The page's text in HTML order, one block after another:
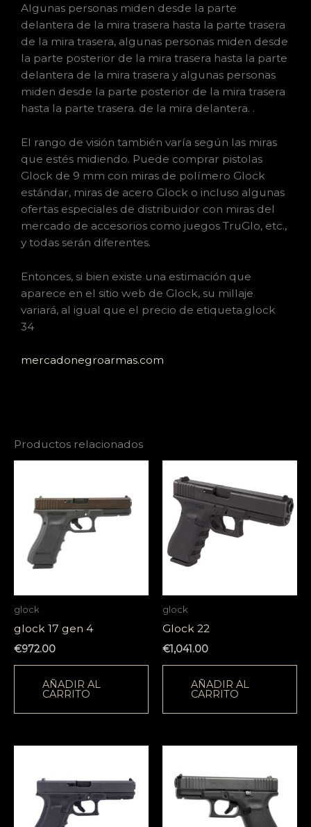
Algunas personas miden desde la parte
delantera de la mira trasera hasta la parte trasera
de la mira trasera, algunas personas miden desde
la parte posterior de la mira trasera hasta la parte
delantera de la mira trasera y algunas personas
miden desde la parte posterior de la mira trasera
hasta la parte trasera. de la mira delantera. .
El rango de visión también varía según las miras
que estés midiendo. Puede comprar pistolas
Glock de 9 mm con miras de polímero Glock
estándar, miras de acero Glock o incluso algunas
ofertas especiales de distribuidor con miras del
mercado de accesorios como juegos TruGlo, etc.,
y todas serán diferentes.
Entonces, si bien existe una estimación que
aparece en el sitio web de Glock, su millaje
variará, al igual que el precio de etiqueta.glock
34
mercadonegroarmas.com
Productos relacionados
glock
glock 17 gen 4
€972.00
AÑADIR AL
CARRITO
glock
Glock 22
€1,041.00
AÑADIR AL
CARRITO